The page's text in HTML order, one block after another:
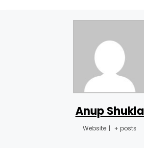
Anup Shukla
Website | + posts